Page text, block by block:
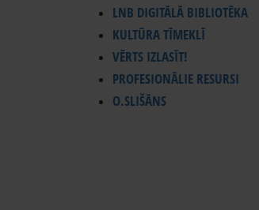
LNB DIGITĀLĀ BIBLIOTĒKA
KULTŪRA TĪMEKLĪ
VĒRTS IZLASĪT!
PROFESIONĀLIE RESURSI
O.SLIŠĀNS